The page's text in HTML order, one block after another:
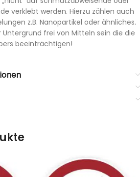
verklebt werden. Hierzu zählen auch
z.B. Nanopartikel oder ähnliches.
frei von Mitteln sein die die
beeinträchtigen!